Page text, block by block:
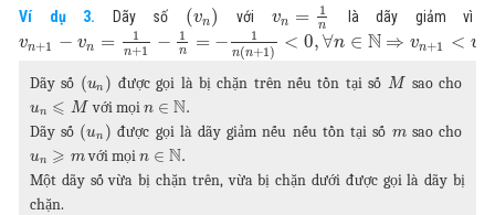
Ví dụ 3. Dãy số (vn) với vn = 1
n
là dãy giảm vì
vn+1 − vn = 1
n+1 − 1
n = − 1
n(n+1) < 0, ∀n ∈ N ⇒ vn+1 < v
Dãy số (un ) được gọi là bị chặn trên nếu tồn tại số M sao cho
un ⩽ M với mọi n ∈ N.
Dãy số (un ) được gọi là dãy giảm nếu nếu tồn tại số msao cho
un ⩾ mvới mọin ∈ N.
Một dãy số vừa bị chặn trên, vừa bị chặn dưới được gọi là dãy bị
chặn.